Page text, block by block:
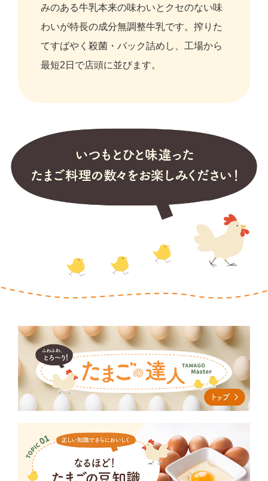
みのある牛乳本来の味わいとクセのない味
わいが特長の成分無調整牛乳です。搾りた
てすばやく殺菌・パック詰めし、工場から
最短2日で店頭に並びます。